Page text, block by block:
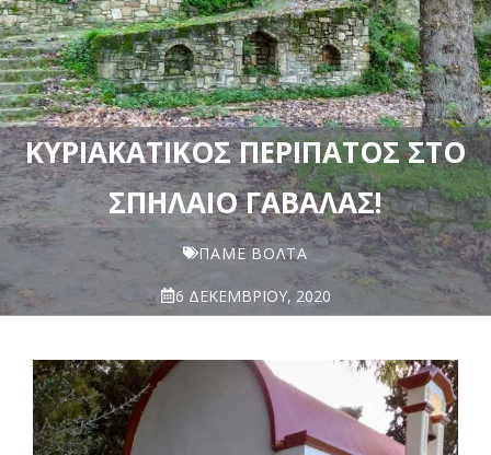
ΚΥΡΙΑΚΆΤΙΚΟΣ ΠΕΡΊΠΑΤΟΣ ΣΤΟ
ΣΠΉΛΑΙΟ ΓΑΒΑΛΆΣ!
ΠΆΜΕ ΒΌΛΤΑ
6 ΔΕΚΕΜΒΡΊΟΥ, 2020